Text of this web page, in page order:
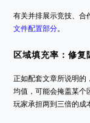
有关并排展示竞技、合
文件配置部分。
区域填充率：修复
正如配套文章所说明的
均值，可能会掩盖某个
玩家承担两到三倍的成